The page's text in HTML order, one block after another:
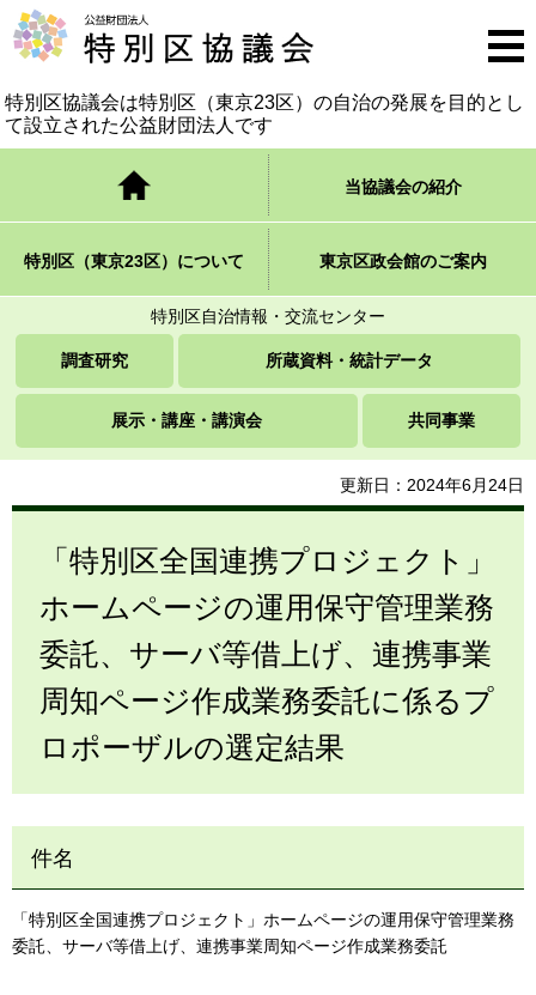
公益財団法人 特別区協議会
特別区協議会は特別区（東京23区）の自治の発展を 目的とし
て設立された公益財団法人です
メニ
ュー
トップページ 当協議会の紹介
特別区（東京23区）について 東京区政会館のご案内
特別区自治情報・交流センター
調査研究 所蔵資料・統計データ
展示・講座・講演会 共同事業
更新日：2024年6月24日
「特別区全国連携プロジェクト」
ホームページの運用保守管理業務
委託、サーバ等借上げ、連携事業
周知ページ作成業務委託に係るプ
ロポーザルの選定結果
件名
「特別区全国連携プロジェクト」ホームページの運用保守管理業務
委託、サーバ等借上げ、連携事業周知ページ作成業務委託